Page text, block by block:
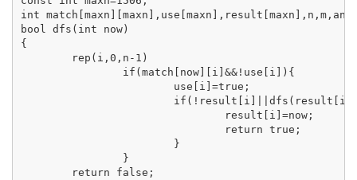
int
bool dfs(int now)
{